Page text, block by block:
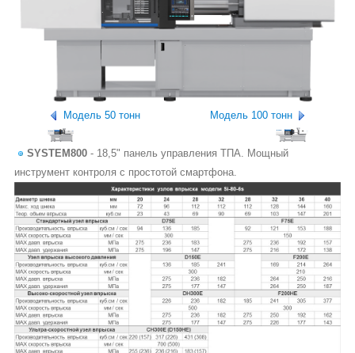
Модель 50 тонн Модель 100 тонн
SYSTEM800 - 18,5" панель управления ТПА. Мощный
инструмент контроля с простотой смартфона.